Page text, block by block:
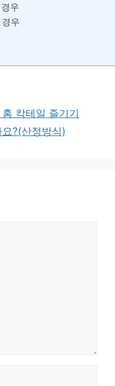
우
우
칵테일 즐기기
?(산정방식)